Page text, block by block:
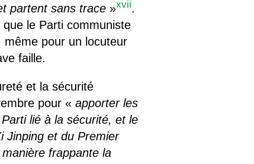
partent sans trace »xvii.
le Parti communiste
même pour un locuteur
faille.
et la sécurité
pour «apporter les
lié à la sécurité, et le
Jinping et du Premier
frappante la